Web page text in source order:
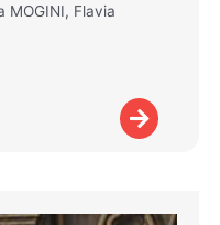
MOGINI, Flavia